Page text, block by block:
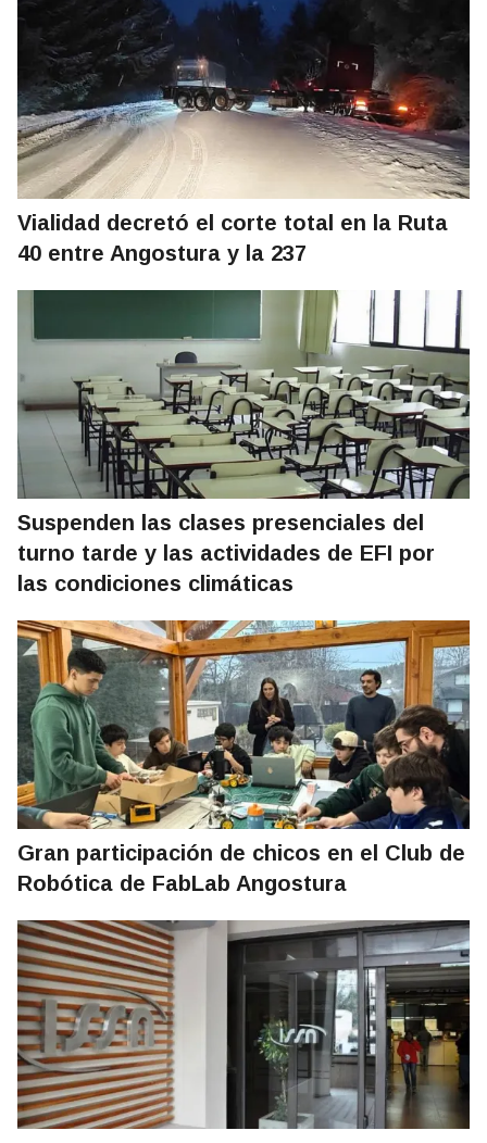
Vialidad decretó el corte total en la Ruta
40 entre Angostura y la 237
Suspenden las clases presenciales del
turno tarde y las actividades de EFI por
las condiciones climáticas
Gran participación de chicos en el Club de
Robótica de FabLab Angostura